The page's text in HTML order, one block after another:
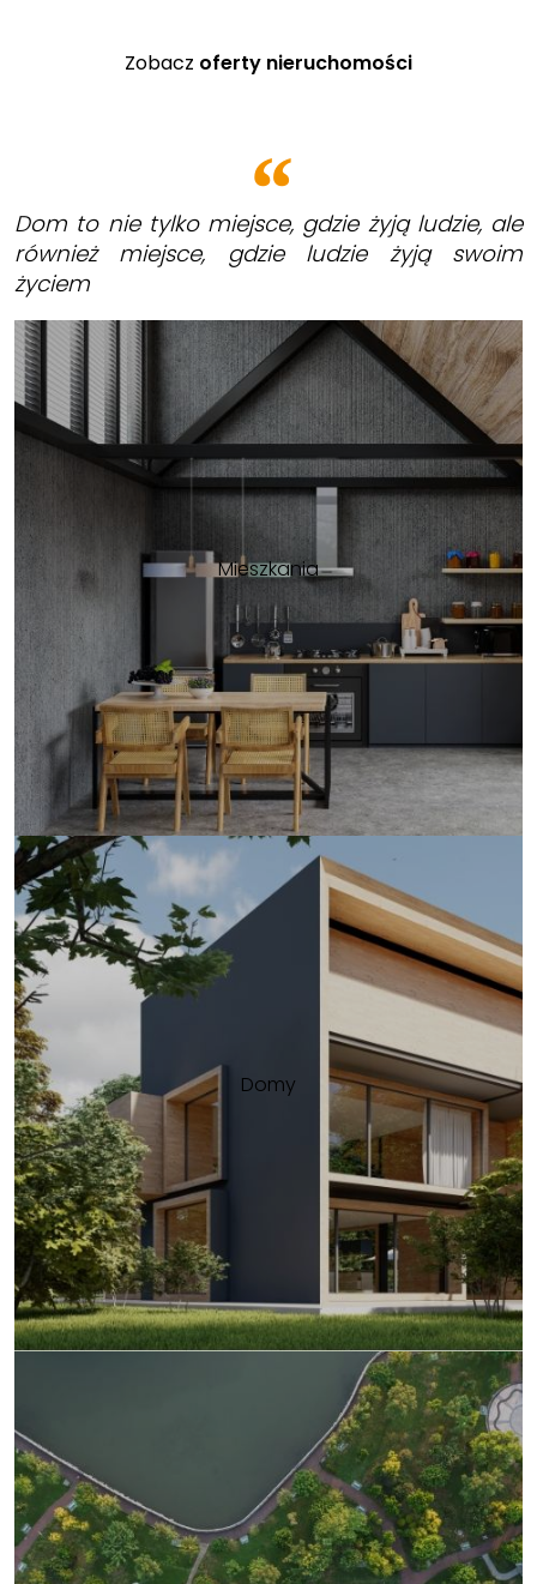
Zobacz oferty nieruchomości
Dom to nie tylko miejsce, gdzie żyją ludzie, ale
również miejsce, gdzie ludzie żyją swoim
życiem
Mieszkania
Domy